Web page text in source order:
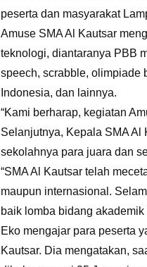
peserta dan masyarakat
Amuse SMA Al Kautsar
teknologi, diantaranya PBB
speech, scrabble, olimpiade
Indonesia, dan lainnya.
“Kami berharap, kegiatan
Selanjutnya, Kepala SMA Al
sekolahnya para juara dan
“SMA Al Kautsar telah
maupun internasional.
baik lomba bidang
Eko mengajar para peserta
Kautsar. Dia mengatakan,